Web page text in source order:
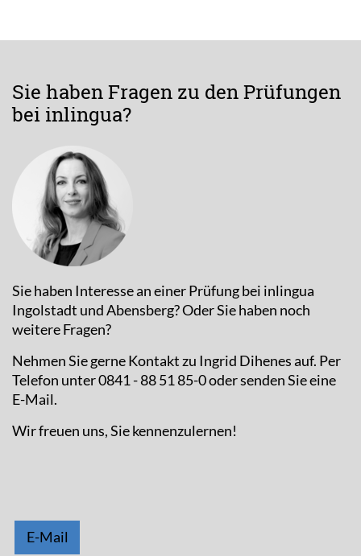
Sie haben Fragen zu den Prüfungen
bei inlingua?
Sie haben Interesse an einer Prüfung bei inlingua
Ingolstadt und Abensberg? Oder Sie haben noch
weitere Fragen?
Nehmen Sie gerne Kontakt zu Ingrid Dihenes auf. Per
Telefon unter 0841 - 88 51 85-0 oder senden Sie eine
E-Mail.
Wir freuen uns, Sie kennenzulernen!
E-Mail